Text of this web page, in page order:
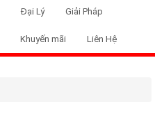
Đại Lý Giải Pháp
Khuyến mãi Liên Hệ